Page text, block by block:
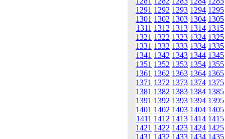
1291 1292 1293 1294 1295
1301 1302 1303 1304 1305
1311 1312 1313 1314 1315
1321 1322 1323 1324 1325
1331 1332 1333 1334 1335
1341 1342 1343 1344 1345
1351 1352 1353 1354 1355
1361 1362 1363 1364 1365
1371 1372 1373 1374 1375
1381 1382 1383 1384 1385
1391 1392 1393 1394 1395
1401 1402 1403 1404 1405
1411 1412 1413 1414 1415
1421 1422 1423 1424 1425
1431 1432 1433 1434 1435